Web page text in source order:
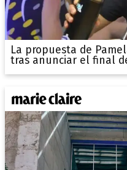
La propuesta de
tras anunciar el final